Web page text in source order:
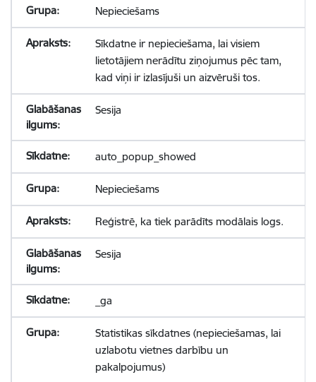
Nepieciešams
Sīkdatne ir nepieciešama, lai visiem
lietotājiem nerādītu ziņojumus pēc tam,
kad viņi ir izlasījuši un aizvēruši tos.
Sesija
auto_popup_showed
Nepieciešams
Reģistrē, ka tiek parādīts modālais logs.
Sesija
_ga
Statistikas sīkdatnes (nepieciešamas, lai
uzlabotu vietnes darbību un
pakalpojumus)